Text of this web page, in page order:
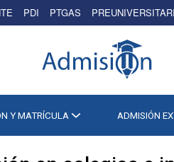
PDI PTGAS
Y MATRÍCULA ADMISIÓN